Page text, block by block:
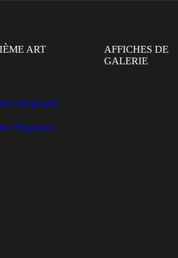
ART
Originaux
Originales
AFFICHES DE
GALERIE